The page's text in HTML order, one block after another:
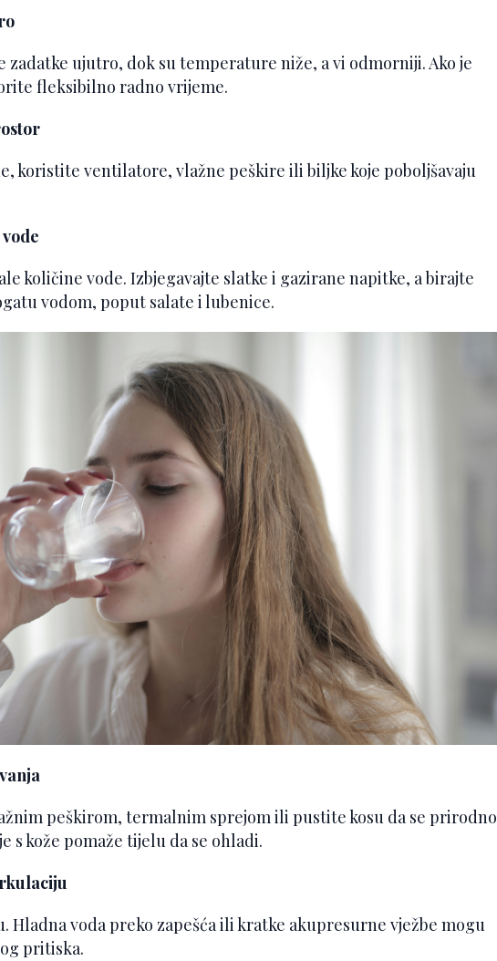
zadatke ujutro, dok su temperature niže, a vi odmorniji. Ako je
fleksibilno radno vrijeme.
koristite ventilatore, vlažne peškire ili biljke koje poboljšavaju
količine vode. Izbjegavajte slatke i gazirane napitke, a birajte
vodom, poput salate i lubenice.
peškirom, termalnim sprejom ili pustite kosu da se prirodno
s kože pomaže tijelu da se ohladi.
Hladna voda preko zapešća ili kratke akupresurne vježbe mogu
pritiska.